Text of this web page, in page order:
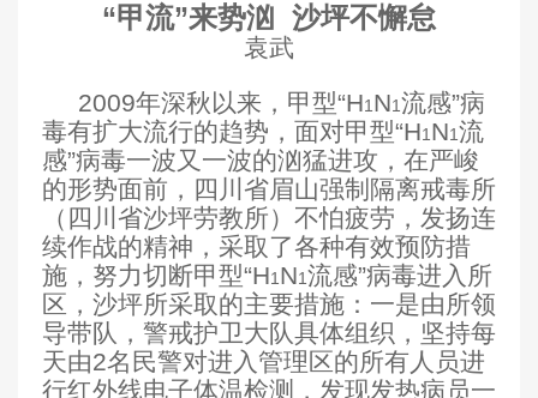
“甲流”来势汹 沙坪不懈怠
袁武
2009年深秋以来，甲型“H1 N1流感”病
毒有扩大流行的趋势，面对甲型“H1 N1流
感”病毒一波又一波的汹猛进攻，在严峻
的形势面前，四川省眉山强制隔离戒毒所
（四川省沙坪劳教所）不怕疲劳，发扬连
续作战的精神，采取了各种有效预防措
施，努力切断甲型“H1 N1流感”病毒进入所
区，沙坪所采取的主要措施：一是由所领
导带队，警戒护卫大队具体组织，坚持每
天由2名民警对进入管理区的所有人员进
行红外线电子体温检测，发现发热病员一